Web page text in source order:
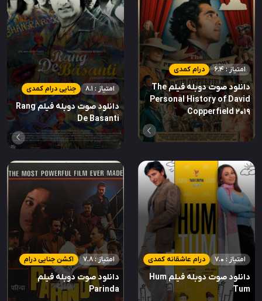
درام کمدی امتیاز : 6.4
دانلود صوت دوبله فیلم The
Personal History of David
Copperfield 2019
جنایی درام کمدی امتیاز : 8.1
دانلود صوت دوبله فیلم Rang
De Basanti
درام عاشقانه کمدی امتیاز : 7.0
دانلود صوت دوبله فیلم Hum
Tum
اکشن جنایی درام امتیاز : 7.8
دانلود صوت دوبله فیلم
Parinda